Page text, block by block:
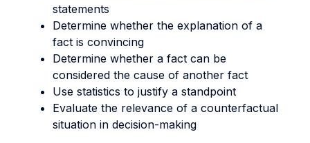
statements
Determine whether the explanation of a
fact is convincing
Determine whether a fact can be
considered the cause of another fact
Use statistics to justify a standpoint
Evaluate the relevance of a counterfactual
situation in decision-making